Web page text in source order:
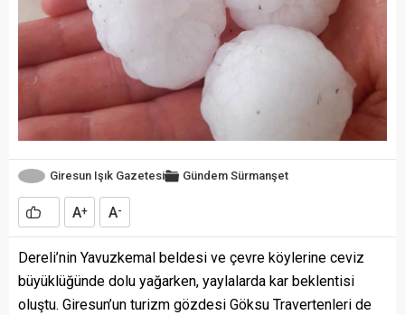
Giresun Işık Gazetesi Gündem Sürmanşet
A+ A-
Dereli’nin Yavuzkemal beldesi ve çevre köylerine ceviz
büyüklüğünde dolu yağarken, yaylalarda kar beklentisi
oluştu. Giresun’un turizm gözdesi Göksu Travertenleri de